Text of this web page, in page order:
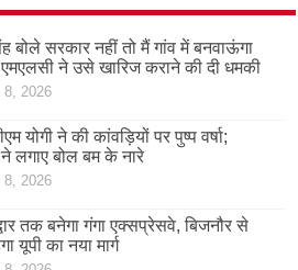
बोले सरकार नहीं तो मैं गांव में बनवाऊंगा
ने उसे खारिज कराने की दी धमकी
8, 2026
योगी ने की कांवड़ियों पर पुष्प वर्षा;
लगाए बोल बम के नारे
8, 2026
तक बनेगा गंगा एक्सप्रेसवे, बिजनौर से
यूपी का नया मार्ग